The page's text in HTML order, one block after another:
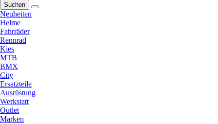
Suchen
Neuheiten
Helme
Fahrräder
Rennrad
Kies
MTB
BMX
City
Ersatzteile
Ausrüstung
Werkstatt
Outlet
Marken